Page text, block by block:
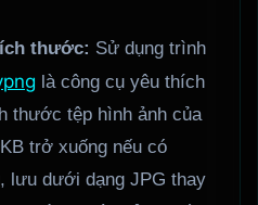
thước: Sử dụng trình
là công cụ yêu thích
thước tệp hình ảnh của
trở xuống nếu có
lưu dưới dạng JPG thay